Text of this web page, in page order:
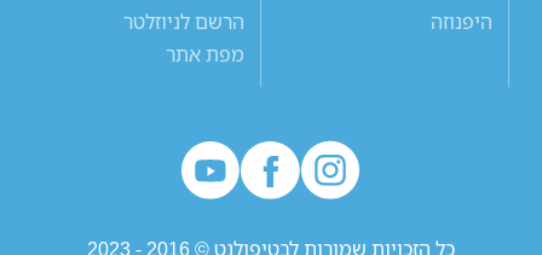
היפנוזה
הרשם לניוזלטר
מפת אתר
כל הזכויות שמורות לבטיפולנט © 2016 - 2023